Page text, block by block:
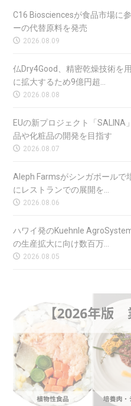
C16 Biosciencesが食品市場に
ーの代替原料を発売
2026.08.09
仏Dry4Good、精密乾燥技術を
に拡大するため9億円超...
2026.08.08
EUの新プロジェクト「
品や化粧品の開発を目指す
2026.08.07
Aleph Farmsがシンガポールで
にレストランでの展開を...
2026.08.06
ハワイ発のKuehnle
の生産拡大に向け数百万...
2026.08.05